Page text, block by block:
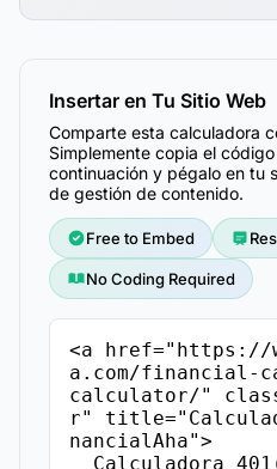
Insertar en Tu Sitio Web
Comparte esta calculadora
Simplemente copia el
continuación y pégalo en tu
de gestión de contenido.
Free to Embed
No Coding Required
<a href="https://
a.com/financial-
calculator/"
r"
nancialAha">